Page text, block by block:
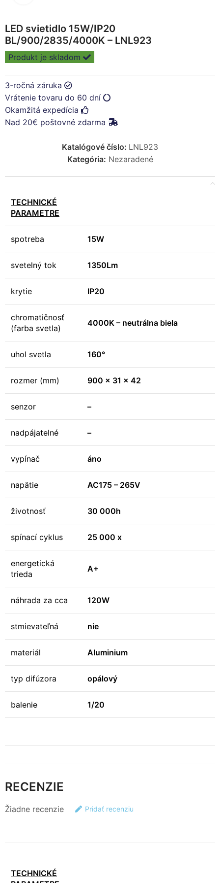
LED svietidlo 15W/IP20
BL/900/2835/4000K – LNL923
Produkt je skladom
3-ročná záruka
Vrátenie tovaru do 60 dní
Okamžitá expedícia
Nad 20€ poštovné zdarma
Katalógové číslo: LNL923
Kategória: Nezaradené
TECHNICKÉ
PARAMETRE
spotreba 15W
svetelný tok 1350Lm
krytie IP20
chromatičnosť
(farba svetla)
4000K – neutrálna biela
uhol svetla 160°
rozmer (mm) 900 x 31 x 42
senzor –
nadpájatelné –
vypínač áno
napätie AC175 – 265V
životnosť 30 000h
spínací cyklus 25 000 x
energetická
trieda
A+
náhrada za cca 120W
stmievateľná nie
materiál Aluminium
typ difúzora opálový
balenie 1/20
RECENZIE
Žiadne recenzie Pridať recenziu
TECHNICKÉ